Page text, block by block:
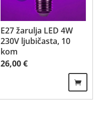
E27 žarulja LED 4W
230V ljubičasta, 10
kom
26,00€